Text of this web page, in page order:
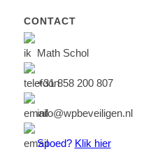
CONTACT
Math Schol
+31 858 200 807
info@wpbeveiligen.nl
Spoed? Klik hier